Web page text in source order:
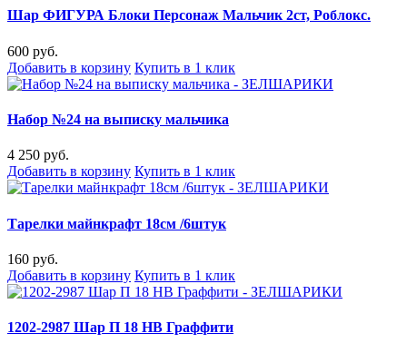
Шар ФИГУРА Блоки Персонаж Мальчик 2ст, Роблокс.
600 руб.
Добавить в корзину Купить в 1 клик
Набор №24 на выписку мальчика
4 250 руб.
Добавить в корзину Купить в 1 клик
Тарелки майнкрафт 18см /6штук
160 руб.
Добавить в корзину Купить в 1 клик
1202-2987 Шар П 18 HB Граффити